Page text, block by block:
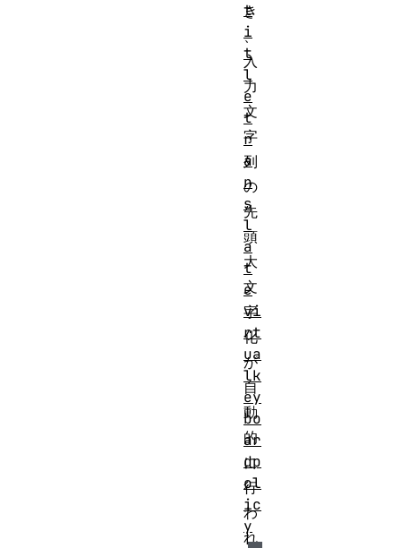
き
、
入
力
文
字
列
の
先
頭
大
文
字
化
が
自
動
的
に
行
わ
れ
t
i
t
l
e
t
r
a
n
s
l
a
t
e
vi
rt
ua
lk
ey
bo
ar
dp
ol
ic
y